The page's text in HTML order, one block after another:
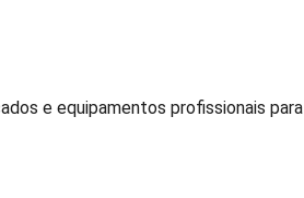
e equipamentos profissionais para